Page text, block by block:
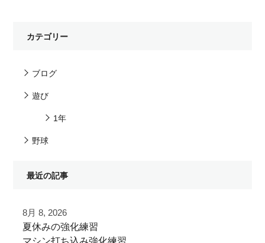
カテゴリー
ブログ
遊び
1年
野球
最近の記事
8月 8, 2026
夏休みの強化練習
マシン打ち込み強化練習